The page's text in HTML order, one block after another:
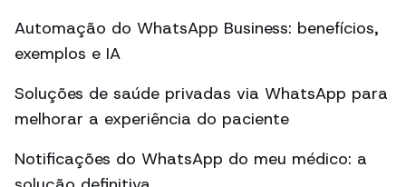
Automação do WhatsApp Business: benefícios,
exemplos e IA
Soluções de saúde privadas via WhatsApp para
melhorar a experiência do paciente
Notificações do WhatsApp do meu médico: a